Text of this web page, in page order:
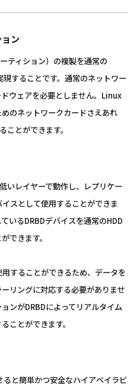
ン
ティション）の複製を通常の
することです。通常のネットワー
ウェアを必要としません。Linux
のネットワークカードさえあれ
ことができます。
いレイヤーで動作し、レプリケー
スとして使用することができま
いるDRBDデバイスを通常のHDD
できます。
することができるため、データを
リングに対応する必要がありませ
ンがDRBDによってリアルタイム
ことができます。
と簡単かつ安全なハイアベイラビ